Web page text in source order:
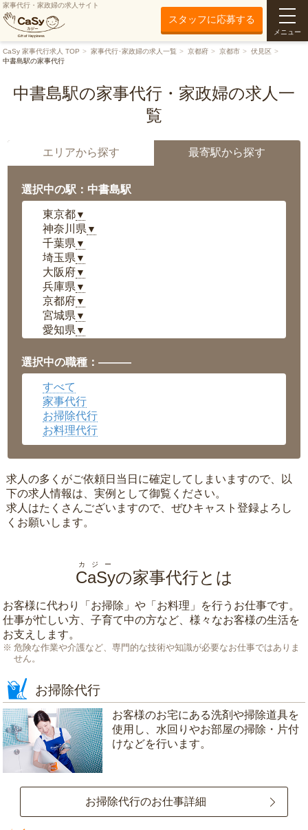
家事代行・家政婦の求人サイト
スタッフに応募する
メニュー
CaSy 家事代行求人 TOP 家事代行･家政婦の求人一覧 京都府 京都市
伏見区
中書島駅の家事代行
中書島駅の家事代行・家政婦の求人一
覧
エリアから探す 最寄駅から探す
選択中の駅：中書島駅
東京都▼
神奈川県 ▼
千葉県 ▼
埼玉県 ▼
大阪府▼
兵庫県 ▼
京都府▼
宮城県 ▼
愛知県 ▼
岡山県▼
広島県▼
沖縄県
選択中の職種：———
すべて
家事代行
お掃除代行
お料理代行
求人の多くがご依頼日当日に確定してしまいますので、以
下の求人情報は、実例として御覧ください。
求人はたくさんございますので、ぜひキャスト登録よろし
くお願いします。
CaSy
カジー
の家事代行とは
お客様に代わり「 お掃除 」や「 お料理 」を行うお仕事です。
仕事が忙しい方、子育て中の方など、様々なお客様の生活を
お支えします。
危険な作業や介護など、専門的な技術や知識が必要なお仕事ではありま
せん。
お掃除代行
お客様のお宅にある洗剤や掃除道具を
使用し、水回りやお部屋の掃除・片付
けなどを行います。
お掃除代行のお仕事詳細